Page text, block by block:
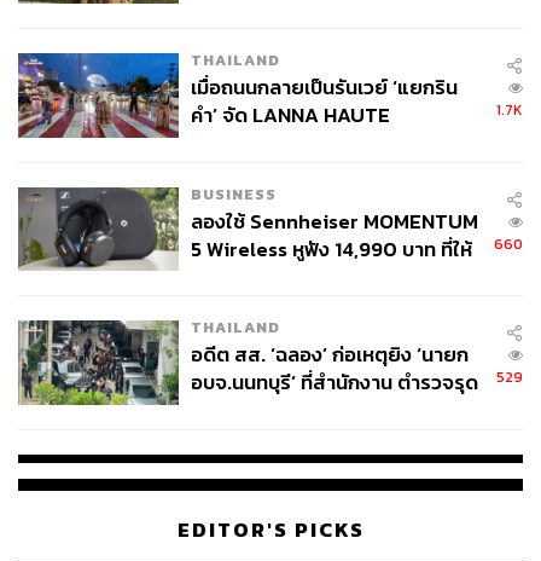
THAILAND
เมื่อถนนกลายเป็นรันเวย์ ‘แยกริน
คำ’ จัด LANNA HAUTE
1.7K
BUSINESS
ลองใช้ Sennheiser MOMENTUM
5 Wireless หูฟัง 14,990 บาท ที่ให้
660
THAILAND
อดีต สส. ‘ฉลอง’ ก่อเหตุยิง ‘นายก
อบจ.นนทบุรี’ ที่สำนักงาน ตำรวจรุด
529
EDITOR'S PICKS